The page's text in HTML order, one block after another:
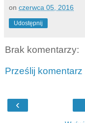
on czerwca 05, 2016
Udostępnij
Brak komentarzy:
Prześlij komentarz
‹